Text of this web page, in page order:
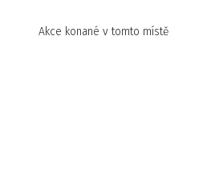
Akce konané v tomto místě